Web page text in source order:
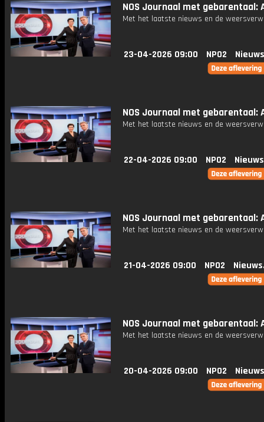
NOS Journaal met gebarentaal:
Met het laatste nieuws en de
23-04-2026 09:00 NPO2
NOS Journaal met gebarentaal:
Met het laatste nieuws en de
22-04-2026 09:00 NPO2
NOS Journaal met gebarentaal:
Met het laatste nieuws en de
21-04-2026 09:00 NPO2
NOS Journaal met gebarentaal:
Met het laatste nieuws en de
20-04-2026 09:00 NPO2